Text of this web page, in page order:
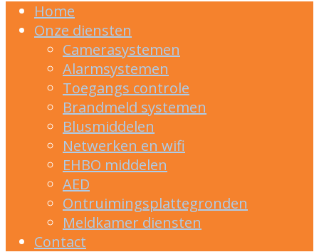
Home
Onze diensten
Camerasystemen
Alarmsystemen
Toegangs controle
Brandmeld systemen
Blusmiddelen
Netwerken en wifi
EHBO middelen
AED
Ontruimingsplattegronden
Meldkamer diensten
Contact